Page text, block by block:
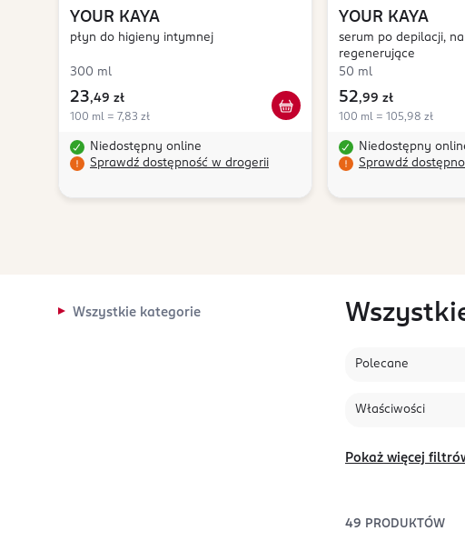
YOUR KAYA
płyn do higieny intymnej
300 ml
23,49 zł
100 ml = 7,83 zł
Niedostępny online
Sprawdź dostępność w drogerii
YOUR KAYA
serum po depilacji,
regenerujące
50 ml
52,99 zł
100 ml = 105,98 zł
Niedostępny
Sprawdź
Wszystkie kategorie
Polecane
Właściwości
Pokaż więcej
49 PRODUKTÓW